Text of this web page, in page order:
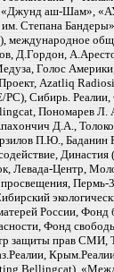
аш-Шам»,
Степана
международное
Д.Гордон,
Голос
Azatliq
Сибирь. Реалии,
Пономарев Л.
Д.А.,
П.Ю., Баданин
Династия
Левада-Центр,
России,
Фонд
защиты прав СМИ,
Bellingcat),